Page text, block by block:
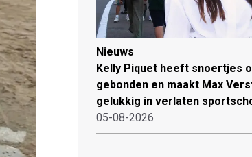
Nieuws
Kelly Piquet heeft snoertjes
gebonden en maakt Max
gelukkig in verlaten
05-08-2026